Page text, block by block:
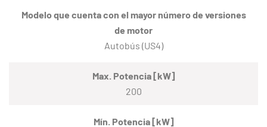
Modelo que cuenta con el mayor número de versiones
de motor
Autobús (US4)
Max. Potencia [kW]
200
Mín. Potencia [kW]